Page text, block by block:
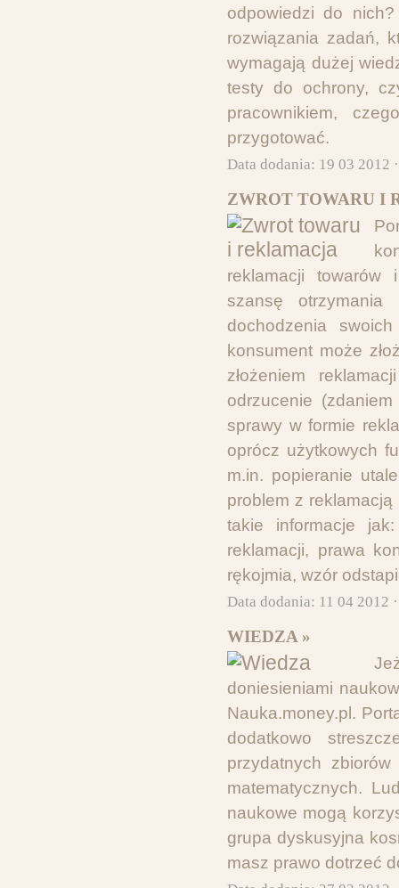
odpowiedzi do
rozwiązania zadań,
wymagają dużej
testy do ochrony,
pracownikiem,
przygotować.
Data dodania: 19 03 2012
ZWROT TOWARU I
reklamacji towarów
szansę
dochodzenia
konsument może
złożeniem
odrzucenie
sprawy w formie
oprócz użytkowych
m.in. popieranie
problem z
takie informacje
reklamacji, prawa
rękojmia, wzór
Data dodania: 11 04 2012
WIEDZA »
doniesieniami
Nauka.money.pl.
dodatkowo
przydatnych
matematycznych.
naukowe mogą
grupa dyskusyjna
masz prawo dotrzeć